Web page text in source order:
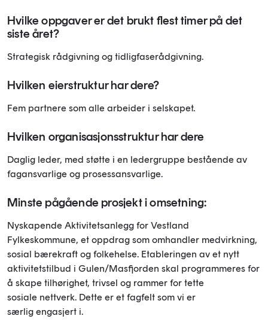
Hvilke oppgaver er det brukt flest timer på det
siste året?
Strategisk rådgivning og tidligfaserådgivning.
Hvilken eierstruktur har dere?
Fem partnere som alle arbeider i selskapet.
Hvilken organisasjonsstruktur har dere
Daglig leder, med støtte i en ledergruppe bestående av
fagansvarlige og prosessansvarlige.
Minste pågående prosjekt i omsetning:
Nyskapende Aktivitetsanlegg for Vestland
Fylkeskommune, et oppdrag som omhandler medvirkning,
sosial bærekraft og folkehelse. Etableringen av et nytt
aktivitetstilbud i Gulen/Masfjorden skal programmeres for
å skape tilhørighet, trivsel og rammer for tette
sosiale nettverk. Dette er et fagfelt som vi er
særlig engasjert i.